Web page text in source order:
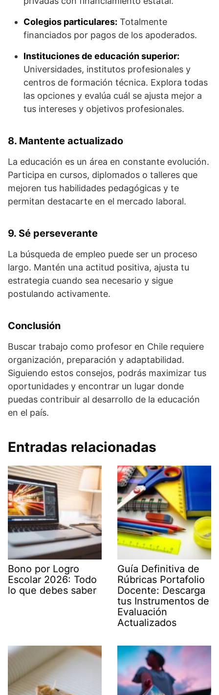
Colegios particulares: Totalmente
financiados por pagos de los apoderados.
Instituciones de educación superior:
Universidades, institutos profesionales y
centros de formación técnica. Explora todas
las opciones y evalúa cuál se ajusta mejor a
tus intereses y objetivos profesionales.
8. Mantente actualizado
La educación es un área en constante evolución.
Participa en cursos, diplomados o talleres que
mejoren tus habilidades pedagógicas y te
permitan destacarte en el mercado laboral.
9. Sé perseverante
La búsqueda de empleo puede ser un proceso
largo. Mantén una actitud positiva, ajusta tu
estrategia cuando sea necesario y sigue
postulando activamente.
Conclusión
Buscar trabajo como profesor en Chile requiere
organización, preparación y adaptabilidad.
Siguiendo estos consejos, podrás maximizar tus
oportunidades y encontrar un lugar donde
puedas contribuir al desarrollo de la educación
en el país.
Entradas relacionadas
Bono por Logro
Escolar 2026: Todo
lo que debes saber
Guía Definitiva de
Rúbricas Portafolio
Docente: Descarga
tus Instrumentos de
Evaluación
Actualizados